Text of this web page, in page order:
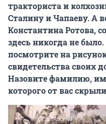
тракториста и
Сталину и Чапаеву. А
Константина Ротова,
здесь никогда не
посмотрите на
свидетельства своих
Назовите фамилию,
которого от вас